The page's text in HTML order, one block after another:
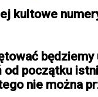
kultowe
będziemy
początku
nie można